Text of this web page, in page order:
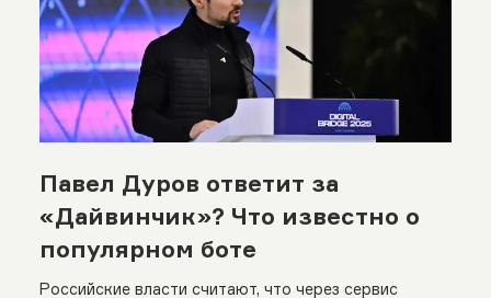
Павел Дуров ответит за
«Дайвинчик»? Что известно о
популярном боте
Российские власти считают, что через сервис